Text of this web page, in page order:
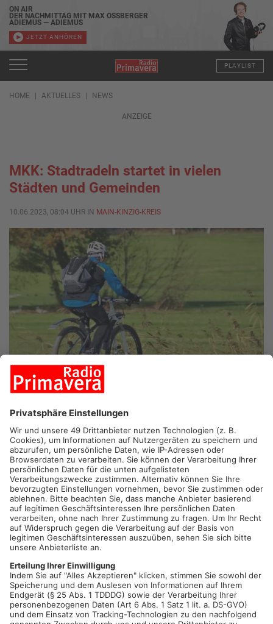
ON AIR
DER NACHMITTAG MIT MAX OSSBERGER
ADIEMUS — ADIEMUS
JETZT ANHÖREN
PLAYLIST
HOME AKTUELLES NEWS
ANZEIGE
MKK: Stadtradeln startet in vielen
Städten und Gemeinden
10.06.2023, 08:04 UHR IN MAIN-KINZIG-KREIS
HANAU/GELNHAUSEN.Radfahren und die CO2-Bilanz
verbessern – beim Stadtradeln machen dieses Jahr im
gesamten Primaveraland 65 Kommunen mit, außerdem die
Kreise. Heute beginnt die Aktion in vielen Städten und
Gemeinden im Main-Kinzig-Kreis.
Egal ob Hasselroth, Biebergemünd, Gründau, oder Rodenbach,
überall heißt es ab heute: Auto stehen lassen und lieber in die
Pedale treten. Besonders ernst nimmt man die Aktion in
Bruchköbel, schließlich will man den inoffiziellen Titel
„Kreismeister im Stadtradeln“ verteidigen. Im Kreis
Aschaffenburg lief die Aktion schon im Mai, die Obertshäuser
zählen gar erst im Herbst. 21 Tage lang werden von den
Teilnehmern die geradelten Kilometer erfasst. Es winken
neben dem guten CO2-Gewissen auch kleine Preise. Mit dem
Gesamtsieg hatten die Primaveraland-Kommunen noch nie zu
tun. Den machen traditionell norddeutsche Kommunen unter
sich aus. Denn da ist es bekanntlich viel flacher als bei uns.